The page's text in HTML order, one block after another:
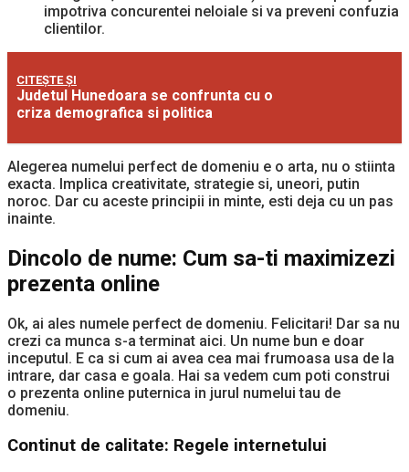
impotriva concurentei neloiale si va preveni confuzia
clientilor.
CITEȘTE ȘI
Judetul Hunedoara se confrunta cu o
criza demografica si politica
Alegerea numelui perfect de domeniu e o arta, nu o stiinta
exacta. Implica creativitate, strategie si, uneori, putin
noroc. Dar cu aceste principii in minte, esti deja cu un pas
inainte.
Dincolo de nume: Cum sa-ti maximizezi
prezenta online
Ok, ai ales numele perfect de domeniu. Felicitari! Dar sa nu
crezi ca munca s-a terminat aici. Un nume bun e doar
inceputul. E ca si cum ai avea cea mai frumoasa usa de la
intrare, dar casa e goala. Hai sa vedem cum poti construi
o prezenta online puternica in jurul numelui tau de
domeniu.
Continut de calitate: Regele internetului